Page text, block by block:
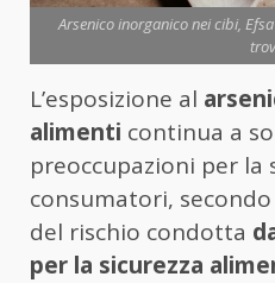
Arsenico inorganico nei cibi,
L’esposizione al
alimenti continua a
preoccupazioni per la
consumatori,
del rischio condotta
per la sicurezza